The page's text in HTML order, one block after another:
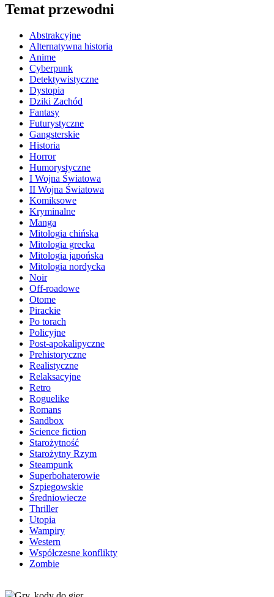
Temat przewodni
Abstrakcyjne
Alternatywna historia
Anime
Cyberpunk
Detektywistyczne
Dystopia
Dziki Zachód
Fantasy
Futurystyczne
Gangsterskie
Historia
Horror
Humorystyczne
I Wojna Światowa
II Wojna Światowa
Komiksowe
Kryminalne
Manga
Mitologia chińska
Mitologia grecka
Mitologia japońska
Mitologia nordycka
Noir
Off-roadowe
Otome
Pirackie
Po torach
Policyjne
Post-apokalipyczne
Prehistoryczne
Realistyczne
Relaksacyjne
Retro
Roguelike
Romans
Sandbox
Science fiction
Starożytność
Starożytny Rzym
Steampunk
Superbohaterowie
Szpiegowskie
Średniowiecze
Thriller
Utopia
Wampiry
Western
Współczesne konflikty
Zombie